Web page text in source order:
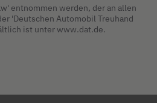
entnommen werden, der an allen
'Deutschen Automobil Treuhand
ist unter www.dat.de.